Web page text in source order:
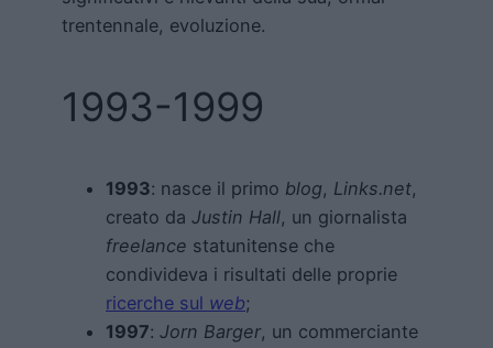
trentennale, evoluzione.
1993-1999
1993: nasce il primo blog, Links.net,
creato da Justin Hall, un giornalista
freelance statunitense che
condivideva i risultati delle proprie
ricerche sul web;
1997: Jorn Barger, un commerciante